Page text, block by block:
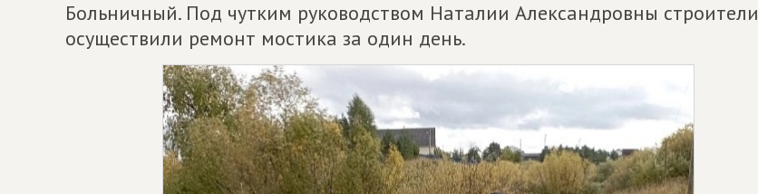
Больничный. Под чутким руководством Наталии Александровны строители
осуществили ремонт мостика за один день.